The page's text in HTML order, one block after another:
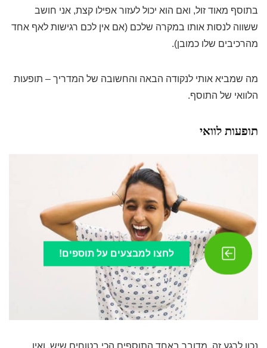
בתוסף מאוד זול, ואם הוא יכול לעזור אפילו קצת, אני חושב
ששווה לנסות אותו במקרה שלכם (אם אין לכם רגישות לאף אחד
מהרכיבים שלו כמובן).
מה שמביא אותי לנקודה הבאה והחשובה של המדריך – תופעות
הלוואי של התוסף.
תופעות לוואי
נכון לרגע זה, מדובר באחד התוספים הכי בטוחים שיש, ואין
לחצו למבצעים על תוספים!